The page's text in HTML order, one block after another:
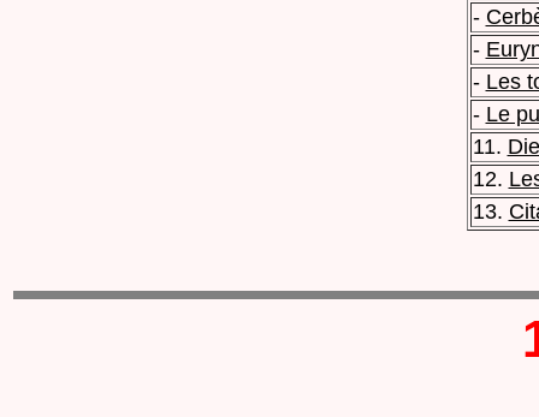
-
-
- Les
- Le
11.
12.
13.